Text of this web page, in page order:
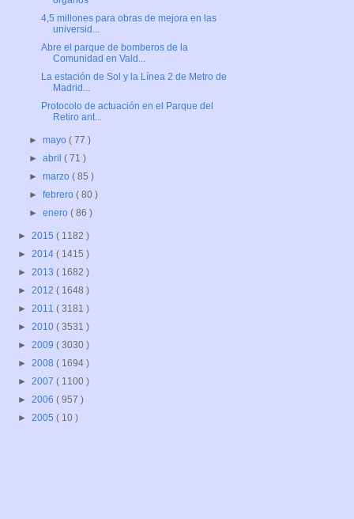
4,5 millones para obras de mejora en las
universid...
Abre el parque de bomberos de la
Comunidad en Vald...
La estación de Sol y la Línea 2 de Metro de
Madrid...
Protocolo de actuación en el Parque del
Retiro ant...
►mayo( 77 )
►abril( 71 )
►marzo( 85 )
►febrero( 80 )
►enero( 86 )
► 2015 ( 1182 )
► 2014 ( 1415 )
► 2013 ( 1682 )
► 2012 ( 1648 )
► 2011 ( 3181 )
► 2010 ( 3531 )
► 2009 ( 3030 )
► 2008 ( 1694 )
► 2007 ( 1100 )
► 2006 ( 957 )
► 2005 ( 10 )